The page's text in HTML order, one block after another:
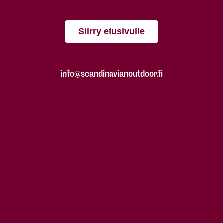
Siirry etusivulle
info@scandinavianoutdoor.fi